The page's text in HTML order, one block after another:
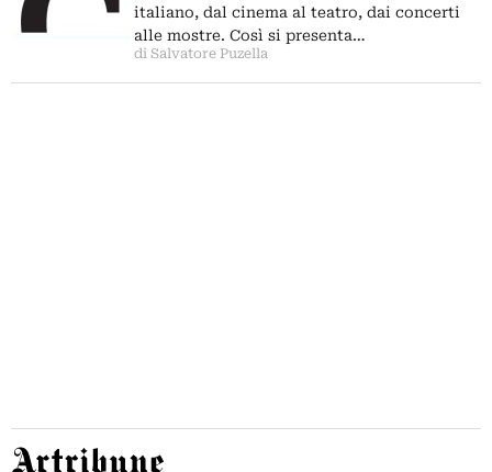
italiano, dal cinema al teatro, dai concerti
alle mostre. Così si presenta…
di Salvatore Puzella
Artribune